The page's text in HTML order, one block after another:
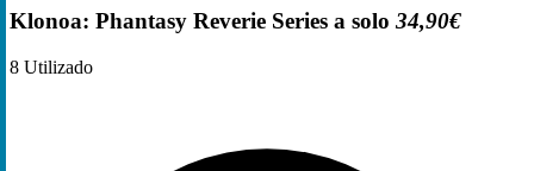
Klonoa: Phantasy Reverie Series a solo 34,90€
8 Utilizado